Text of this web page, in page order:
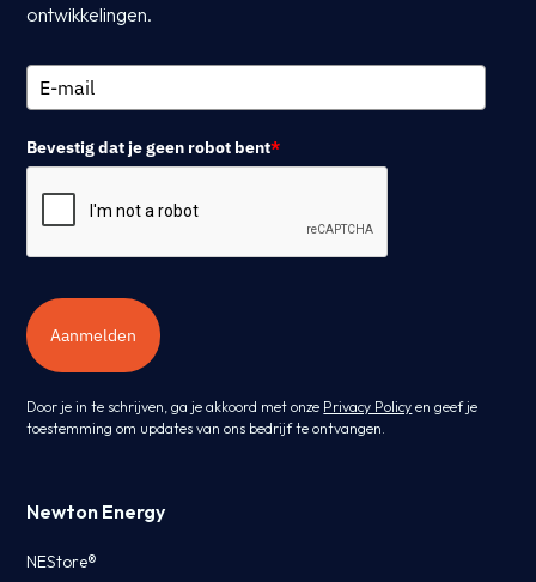
ontwikkelingen.
Bevestig dat je geen robot bent*
Aanmelden
Door je in te schrijven, ga je akkoord met onze Privacy Policy en geef je
toestemming om updates van ons bedrijf te ontvangen.
Newton Energy
NEStore®